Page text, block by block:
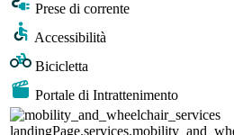
Prese di corrente
Accessibilità
Bicicletta
Portale di Intrattenimento